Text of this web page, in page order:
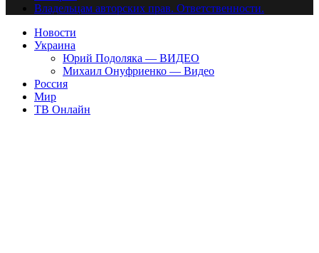
Владельцам авторских прав. Ответственности.
Новости
Украина
Юрий Подоляка — ВИДЕО
Михаил Онуфриенко — Видео
Россия
Мир
ТВ Онлайн